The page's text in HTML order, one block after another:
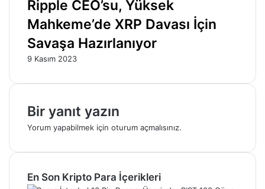
Ripple CEO’su, Yüksek
Mahkeme’de XRP Davası İçin
Savaşa Hazırlanıyor
9 Kasım 2023
Bir yanıt yazın
Yorum yapabilmek için oturum açmalısınız.
En Son Kripto Para İçerikleri